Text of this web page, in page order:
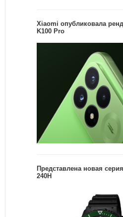
Xiaomi опубликовала
K100 Pro
Представлена новая
240H